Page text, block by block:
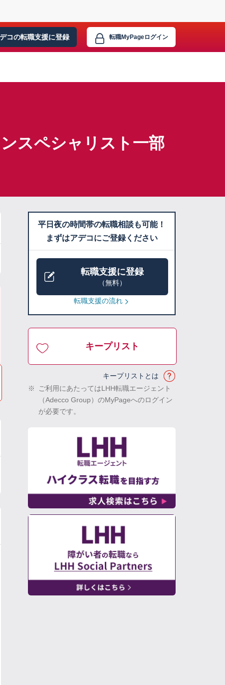
コの転職支援に登録 転職MyPageログイン
スペシャリスト一部
平日夜の時間帯の転職相談も可能！
まずはアデコにご登録ください
転職支援に登録
（無料）
転職支援の流れ
キープリスト
キープリストとは
※
ご利用にあたってはLHH転職エージェント
（Adecco Group）のMyPageへのログイン
が必要です。